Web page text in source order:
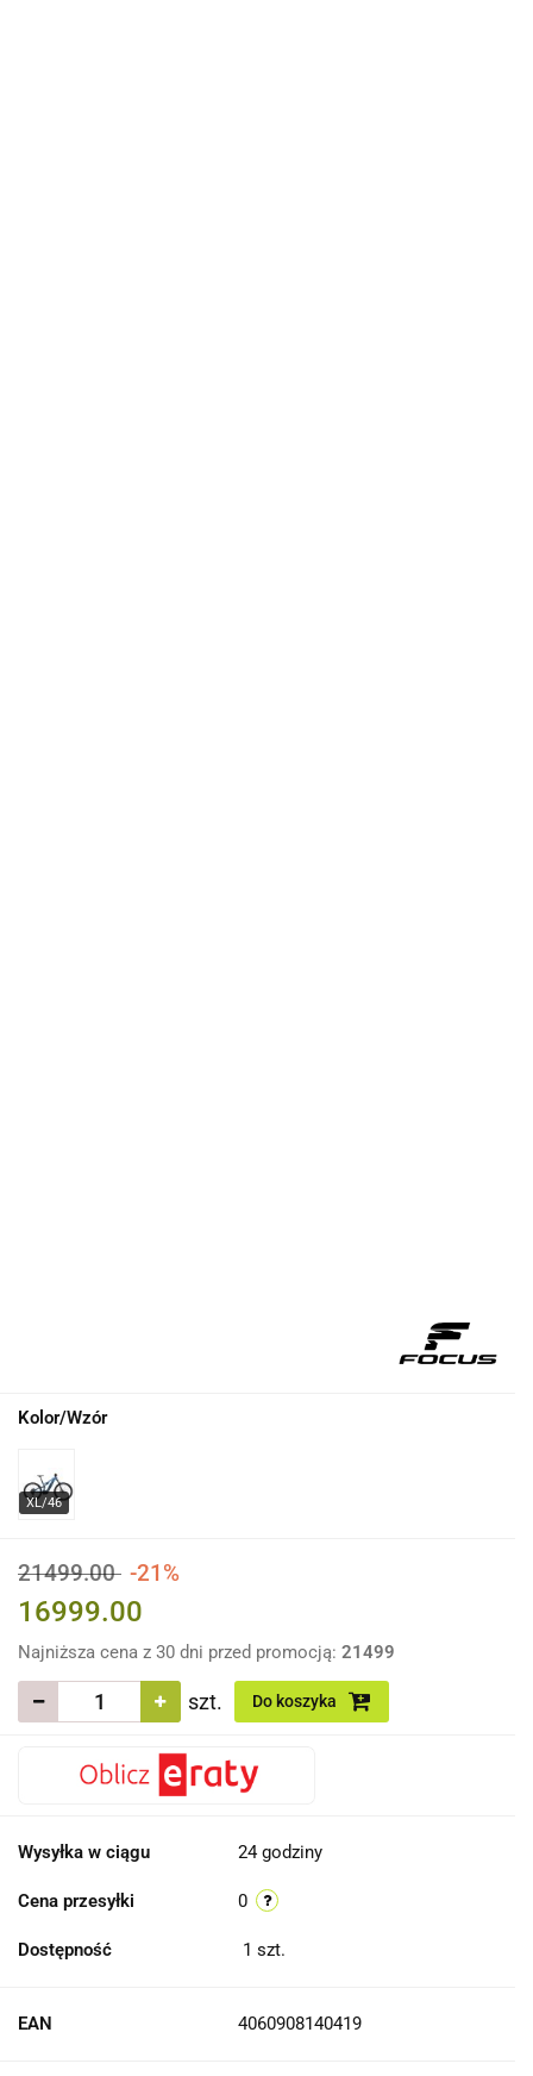
Kolor/Wzór
21499.00 -21%
16999.00
Najniższa cena z 30 dni przed promocją: 21499
szt. Do koszyka
Wysyłka w ciągu 24 godziny
Cena przesyłki 0
Dostępność 1 szt.
EAN 4060908140419